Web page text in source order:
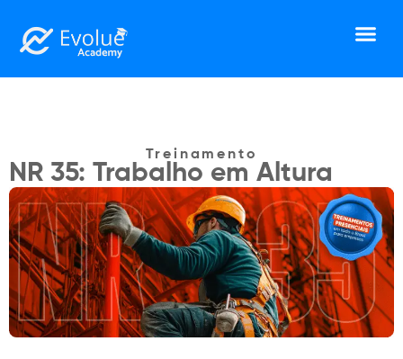
Treinamento
NR 35: Trabalho em Altura